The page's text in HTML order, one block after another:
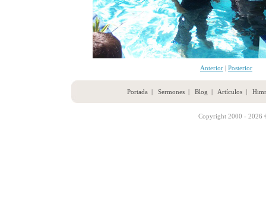
Anterior | Posterior
Portada | Sermones| Blog | Artículos|
Copyright 2000 - 2026